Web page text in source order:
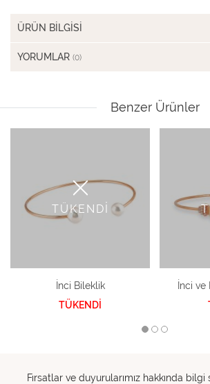
ÜRÜN BILGISI
YORUMLAR (0)
Benzer Ürünler
TÜKENDİ
İnci Bileklik
TÜKENDİ
İnci ve
Fırsatlar ve duyurularımız hakkında